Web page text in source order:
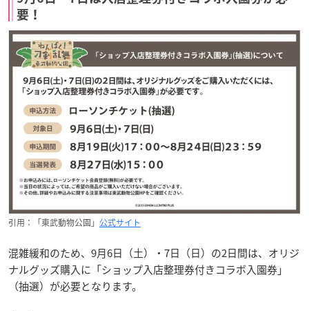
要！
引用：「東武動物公園」 公式サイト
混雑緩和のため、9月6日（土）・7日（日）の2日間は、オリジ
ナルグッズ購入に「ショップ入店整理券付きコラボ入園券」
（抽選）が必要となります。